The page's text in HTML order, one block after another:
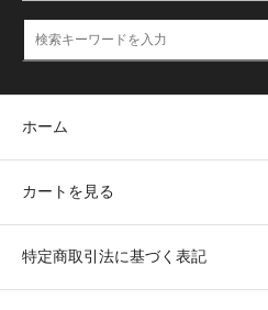
ホーム
カートを見る
特定商取引法に基づく表記